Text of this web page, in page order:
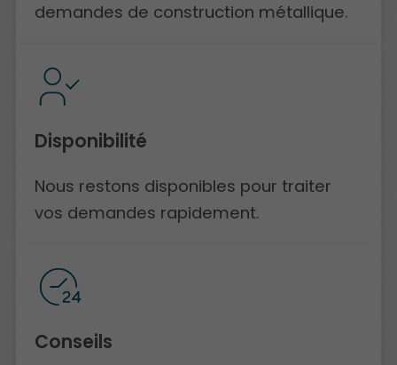
demandes de construction métallique.
Disponibilité
Nous restons disponibles pour traiter
vos demandes rapidement.
Conseils